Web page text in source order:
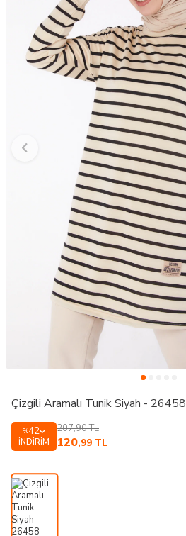
Çizgili Aramalı Tunik Siyah - 26458
%42
İNDIRIM
207,90TL
120,99 TL